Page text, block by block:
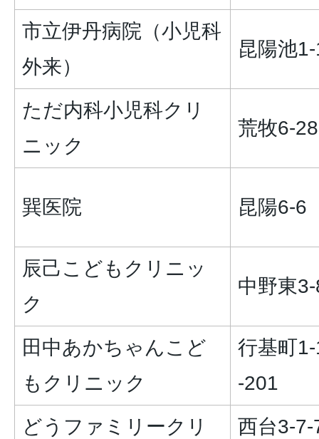
市立伊丹病院（小児科
外来）
昆陽池
ただ内科小児科クリ
ニック
荒牧6-
巽医院 昆陽6-6
辰己こどもクリニッ
ク
中野東
田中あかちゃんこど
もクリニック
行基町
-201
どうファミリークリ
西台3-7-